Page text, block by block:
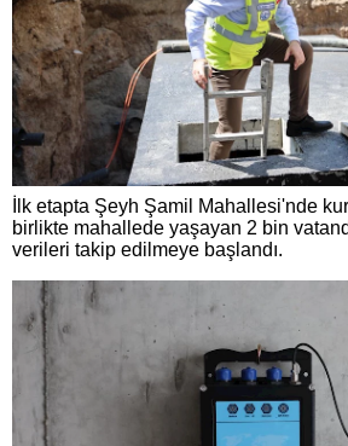
İlk etapta Şeyh Şamil Mahallesi'nde
birlikte mahallede yaşayan 2 bin
verileri takip edilmeye başlandı.